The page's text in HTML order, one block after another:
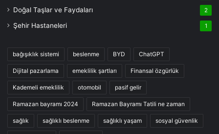
Doğal Taşlar ve Faydaları 2
Şehir Hastaneleri 1
bağışıklık sistemi beslenme BYD ChatGPT
Dijital pazarlama emeklilik şartları Finansal özgürlük
Kademeli emeklilik otomobil pasif gelir
Ramazan bayramı 2024 Ramazan Bayramı Tatili ne zaman
sağlık sağlıklı beslenme sağlıklı yaşam sosyal güvenlik